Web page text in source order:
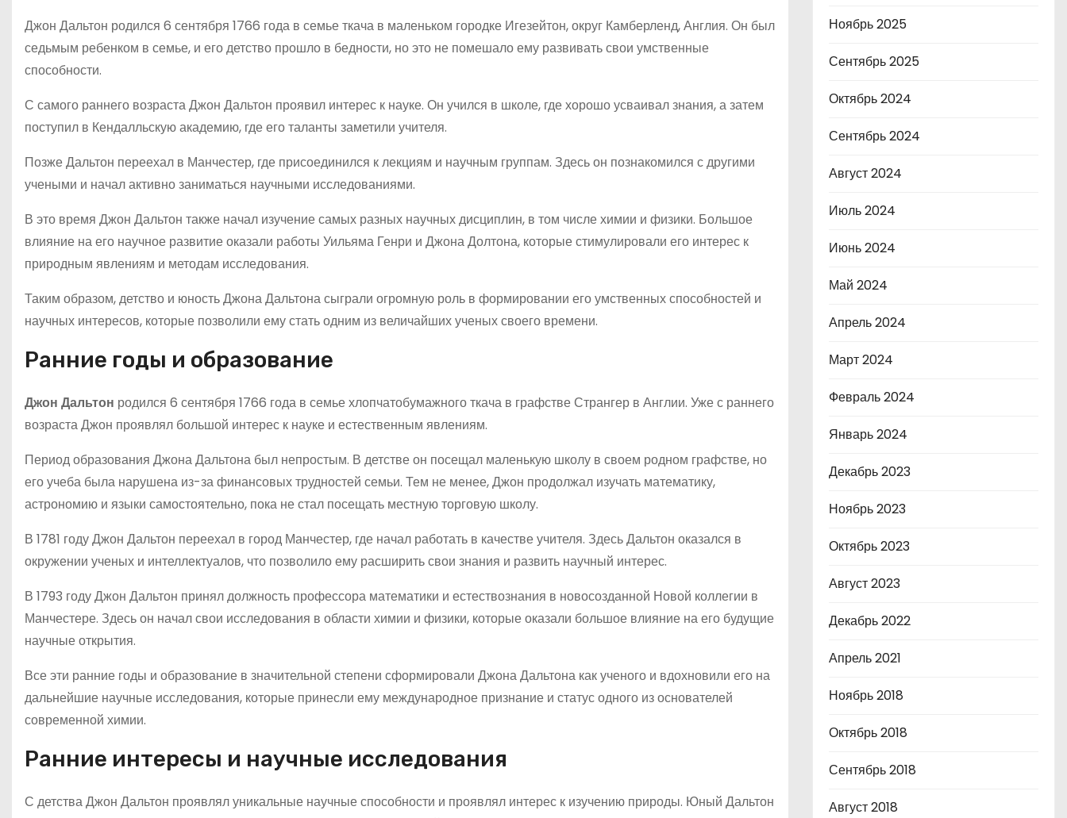
Джон Дальтон родился 6 сентября 1766 года в семье ткача в маленьком городке Игезейтон, округ Камберленд, Англия. Он был
седьмым ребенком в семье, и его детство прошло в бедности, но это не помешало ему развивать свои умственные
способности.
С самого раннего возраста Джон Дальтон проявил интерес к науке. Он учился в школе, где хорошо усваивал знания, а затем
поступил в Кендалльскую академию, где его таланты заметили учителя.
Позже Дальтон переехал в Манчестер, где присоединился к лекциям и научным группам. Здесь он познакомился с другими
учеными и начал активно заниматься научными исследованиями.
В это время Джон Дальтон также начал изучение самых разных научных дисциплин, в том числе химии и физики. Большое
влияние на его научное развитие оказали работы Уильяма Генри и Джона Долтона, которые стимулировали его интерес к
природным явлениям и методам исследования.
Таким образом, детство и юность Джона Дальтона сыграли огромную роль в формировании его умственных способностей и
научных интересов, которые позволили ему стать одним из величайших ученых своего времени.
Ранние годы и образование
Джон Дальтон родился 6 сентября 1766 года в семье хлопчатобумажного ткача в графстве Странгер в Англии. Уже с раннего
возраста Джон проявлял большой интерес к науке и естественным явлениям.
Период образования Джона Дальтона был непростым. В детстве он посещал маленькую школу в своем родном графстве, но
его учеба была нарушена из-за финансовых трудностей семьи. Тем не менее, Джон продолжал изучать математику,
астрономию и языки самостоятельно, пока не стал посещать местную торговую школу.
В 1781 году Джон Дальтон переехал в город Манчестер, где начал работать в качестве учителя. Здесь Дальтон оказался в
окружении ученых и интеллектуалов, что позволило ему расширить свои знания и развить научный интерес.
В 1793 году Джон Дальтон принял должность профессора математики и естествознания в новосозданной Новой коллегии в
Манчестере. Здесь он начал свои исследования в области химии и физики, которые оказали большое влияние на его будущие
научные открытия.
Все эти ранние годы и образование в значительной степени сформировали Джона Дальтона как ученого и вдохновили его на
дальнейшие научные исследования, которые принесли ему международное признание и статус одного из основателей
современной химии.
Ранние интересы и научные исследования
С детства Джон Дальтон проявлял уникальные научные способности и проявлял интерес к изучению природы. Юный Дальтон
Ноябрь 2025
Сентябрь 2025
Октябрь 2024
Сентябрь 2024
Август 2024
Июль 2024
Июнь 2024
Май 2024
Апрель 2024
Март 2024
Февраль 2024
Январь 2024
Декабрь 2023
Ноябрь 2023
Октябрь 2023
Август 2023
Декабрь 2022
Апрель 2021
Ноябрь 2018
Октябрь 2018
Сентябрь 2018
Август 2018